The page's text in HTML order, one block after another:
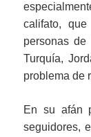
califato,
personas
Turquía,
problema de
En su afán
seguidores,